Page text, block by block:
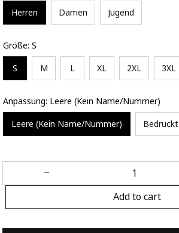
Herren Damen Jugend
Größe: S
S M L XL 2XL 3XL
Anpassung: Leere (Kein Name/Nummer)
Leere (Kein Name/Nummer) Bedruckt
Add to cart